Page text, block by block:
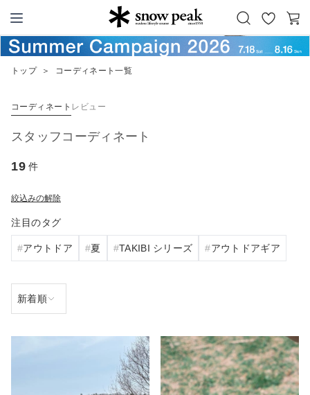
Snow Peak
お
気
カ
ー
トップ ＞ コーディネート一覧
コーディネート レビュー
スタッフコーディネート
19 件
絞込みの解除
注目のタグ
アウトドア 夏 TAKIBI シリーズ アウトドアギア